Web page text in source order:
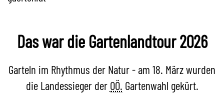
Das war die Gartenlandtour 2026
Garteln im Rhythmus der Natur - am 18. März wurden
die Landessieger der OÖ. Gartenwahl gekürt.